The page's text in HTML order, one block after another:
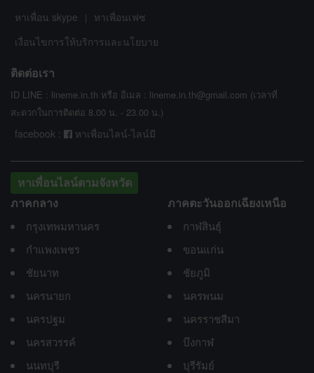
หาเพื่อน skype |
หาเพื่อนเฟซ
เงื่อนไขการให้บริการและนโยบาย
ติดต่อเรา
ID LINE : lineme.in.th หรือ อีเมล : lineme.in.th@gmail.com (เวลาที่
สะดวกในการติดต่อ 8.00 น. - 23.00 น.)
facebook : หาเพื่อนไลน์-ไลน์มี
หาเพื่อนไลน์ตามจังหวัด
ภาคกลาง
กรุงเทพมหานคร
กำแพงเพชร
ชัยนาท
นครนายก
นครปฐม
นครสวรรค์
นนทบุรี
ภาคตะวันออกเฉียงเหนือ
กาฬสินธุ์
ขอนแก่น
ชัยภูมิ
นครพนม
นครราชสีมา
บึงกาฬ
บุรีรัมย์